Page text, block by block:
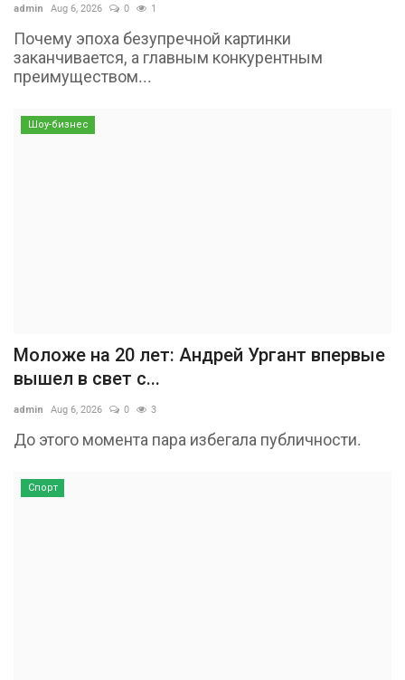
admin Aug 6, 2026 0 1
Почему эпоха безупречной картинки
заканчивается, а главным конкурентным
преимуществом...
Шоу-бизнес
Моложе на 20 лет: Андрей Ургант впервые
вышел в свет с...
admin Aug 6, 2026 0 3
До этого момента пара избегала публичности.
Спорт